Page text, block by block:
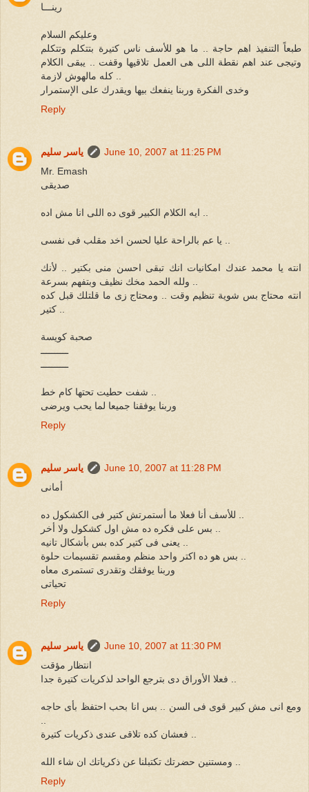
رينـــا
وعليكم السلام
طبعاً التنفيذ اهم حاجة .. ما هو للأسف ناس كتيرة بتتكلم وتتكلم
وتيجى عند اهم نقطة اللى هى العمل تلاقيها وقفت .. يبقى الكلام
وخدى الفكرة وربنا ينفعك بيها ويقدرك على الإستمرار
Reply
ياسر سليم
June 10, 2007 at 11:25 PM
Mr. Emash
صديقى
انته يا محمد عندك امكانيات انك تبقى احسن منى بكتير .. لأنك
انته محتاج بس شوية تنظيم وقت .. ومحتاج زى ما قلتلك قبل كده
صحبة كويسة
ــــــــــ
ــــــــــ
وربنا يوفقنا جميعا لما يحب ويرضى
Reply
ياسر سليم
June 10, 2007 at 11:28 PM
أمانى
وربنا يوفقك وتقدرى تستمرى معاه
تحياتى
Reply
ياسر سليم
June 10, 2007 at 11:30 PM
انتظار مؤقت
ومع انى مش كبير قوى فى السن .. بس انا بحب احتفظ بأى حاجه
Reply